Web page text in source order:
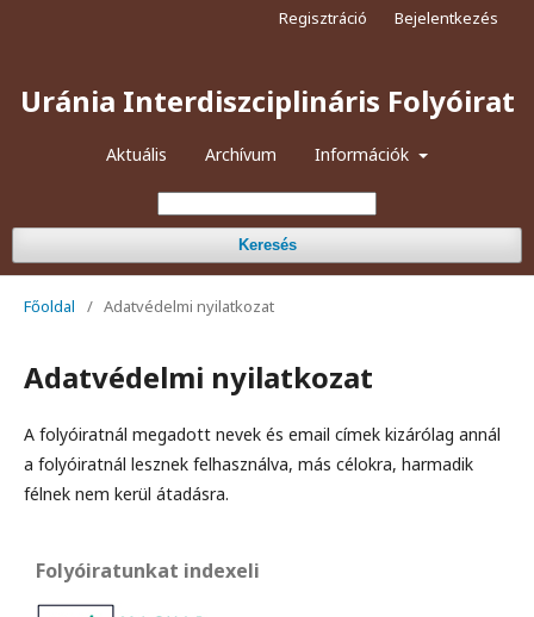
Uránia Interdiszciplináris Folyóirat
Aktuális Archívum Információk
Keresés
Regisztráció Bejelentkezés
Főoldal / Adatvédelmi nyilatkozat
Adatvédelmi nyilatkozat
A folyóiratnál megadott nevek és email címek kizárólag annál
a folyóiratnál lesznek felhasználva, más célokra, harmadik
félnek nem kerül átadásra.
Folyóiratunkat indexeli